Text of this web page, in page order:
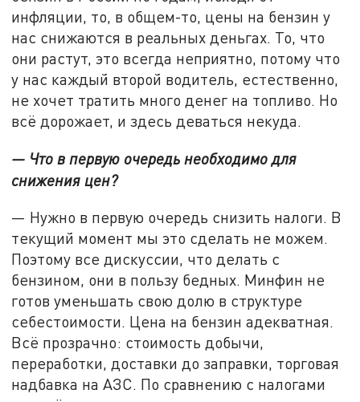
инфляции, то, в общем-то, цены на бензин у
нас снижаются в реальных деньгах. То, что
они растут, это всегда неприятно, потому что
у нас каждый второй водитель, естественно,
не хочет тратить много денег на топливо. Но
всё дорожает, и здесь деваться некуда.
— Что в первую очередь необходимо для
снижения цен?
— Нужно в первую очередь снизить налоги. В
текущий момент мы это сделать не можем.
Поэтому все дискуссии, что делать с
бензином, они в пользу бедных. Минфин не
готов уменьшать свою долю в структуре
себестоимости. Цена на бензин адекватная.
Всё прозрачно: стоимость добычи,
переработки, доставки до заправки, торговая
надбавка на АЗС. По сравнению с налогами